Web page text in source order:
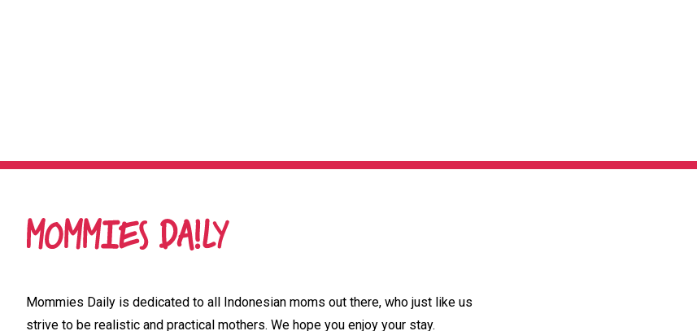
Mommies Daily is dedicated to all Indonesian moms out there, who just like us
strive to be realistic and practical mothers. We hope you enjoy your stay.